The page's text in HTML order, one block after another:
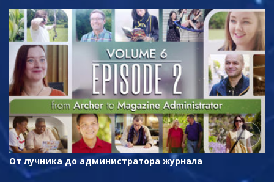
От лучника до администратора журнала